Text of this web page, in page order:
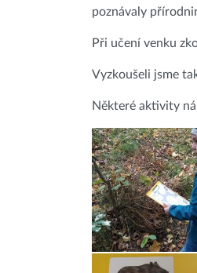
poznávaly
Při učení venku
Vyzkoušeli jsme
Některé aktivity